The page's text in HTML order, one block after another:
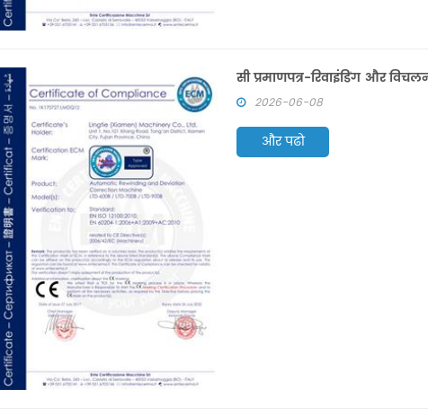
सी प्रमाणपत्र-रिवाइंडिंग और
2026-06-08
और पढो